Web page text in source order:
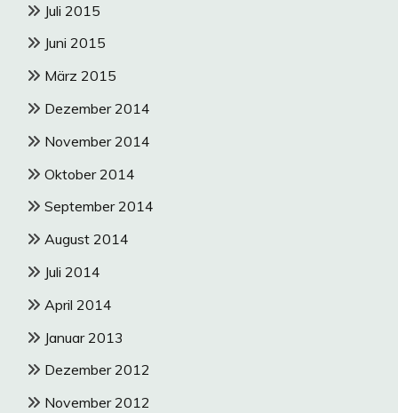
Juli 2015
Juni 2015
März 2015
Dezember 2014
November 2014
Oktober 2014
September 2014
August 2014
Juli 2014
April 2014
Januar 2013
Dezember 2012
November 2012